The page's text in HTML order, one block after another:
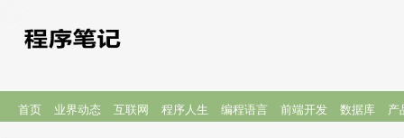
首页 业界动态 互联网 程序人生 编程语言 前端开发 数据库 产